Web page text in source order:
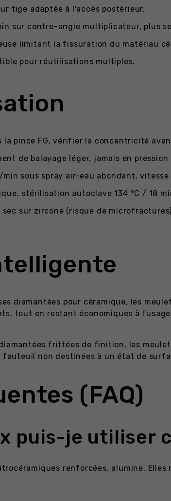
tige adaptée à l'accès postérieur.
sur contre-angle multiplicateur, plus
limitant la fissuration du matériau
pour réutilisations multiples.
la pince FG, vérifier la concentricité
de balayage léger, jamais en
sous spray air-eau abondant,
stérilisation autoclave 134 °C / 18
sur zircone (risque de
diamantées pour céramique, les
tout en restant économiques à
frittées de finition, les
non destinées à un état de
(FAQ)
puis-je utiliser
renforcées, alumine. Elles